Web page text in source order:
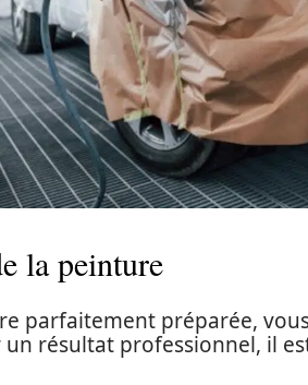
la peinture
parfaitement préparée,
résultat professionnel, il